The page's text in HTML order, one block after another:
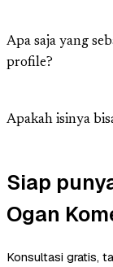
Apa saja yang
profile?
Apakah isinya
Siap
Ogan
Konsultasi gratis,